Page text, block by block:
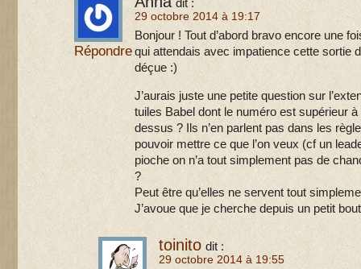
dit :
29 octobre 2014 à 19:17
Bonjour ! Tout d’abord bravo encore une
qui attendais avec impatience cette sortie
déçue :)
J’aurais juste une petite question sur
tuiles Babel dont le numéro est supérieur à
dessus ? Ils n’en parlent pas dans les
pouvoir mettre ce que l’on veux (cf un
pioche on n’a tout simplement pas de
?
Peut être qu’elles ne servent tout
J’avoue que je cherche depuis un petit
Répondre
toinito dit :
29 octobre 2014 à 19:55